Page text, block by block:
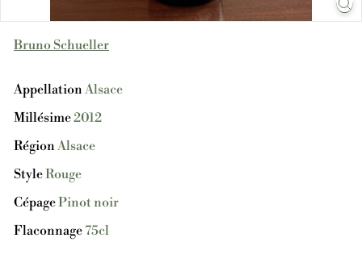
Bruno Schueller
AppellationAlsace
Millésime2012
RégionAlsace
StyleRouge
CépagePinot noir
Flaconnage75cl